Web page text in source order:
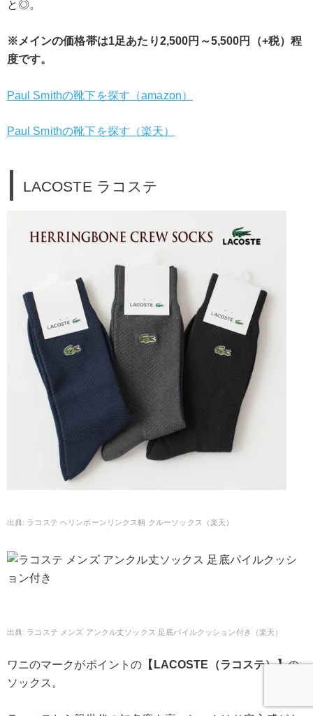
と◎。
※メインの価格帯は1足あたり2,500円～5,500円（+税）程
度です。
Paul Smithの靴下を探す（amazon）
Paul Smithの靴下を探す（楽天）
LACOSTE ラコステ
ラコステ ヘリンボーンリンクス柄 クルーソックス（楽天）
ラコステ メンズ アンクル丈ソックス 足底パイルクッション付き（楽天）
ワニのマークがポイントの 【LACOSTE（ラコステ）】の
ソックス。